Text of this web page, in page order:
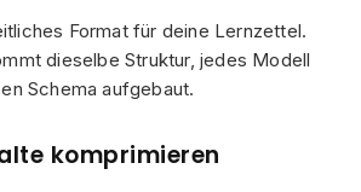
Format für deine Lernzettel.
dieselbe Struktur, jedes Modell
Schema aufgebaut.
komprimieren